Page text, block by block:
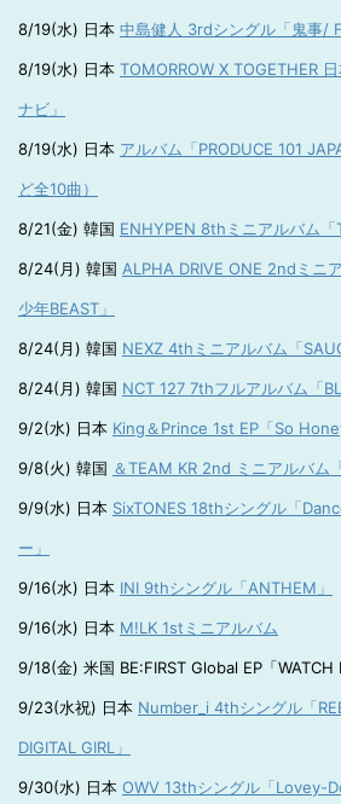
8/19(水) 日本 中島健人 3rdシングル「鬼事/
8/19(水) 日本 TOMORROW X TOGETHER
ナビ」
8/19(水) 日本 アルバム「PRODUCE 101
ど全10曲）
8/21(金) 韓国 ENHYPEN 8thミニアルバム「
8/24(月) 韓国 ALPHA DRIVE ONE 2ndミニ
少年BEAST」
8/24(月) 韓国 NEXZ 4thミニアルバム「
8/24(月) 韓国 NCT 127 7thフルアルバム「
9/2(水) 日本 King＆Prince 1st EP「So
9/8(火) 韓国 ＆TEAM KR 2nd ミニアルバム
9/9(水) 日本 SixTONES 18thシングル「
ー」
9/16(水) 日本 INI 9thシングル「ANTHEM」
9/16(水) 日本 M!LK 1stミニアルバム
9/18(金) 米国 BE:FIRST Global EP「WATCH
9/23(水祝) 日本 Number_i 4thシングル「
DIGITAL GIRL」
9/30(水) 日本 OWV 13thシングル「Lovey-